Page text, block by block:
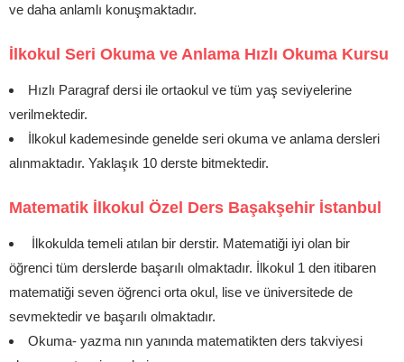
ve daha anlamlı konuşmaktadır.
İlkokul Seri Okuma ve Anlama Hızlı Okuma Kursu
Hızlı Paragraf dersi ile ortaokul ve tüm yaş seviyelerine
verilmektedir.
İlkokul kademesinde genelde seri okuma ve anlama dersleri
alınmaktadır. Yaklaşık 10 derste bitmektedir.
Matematik İlkokul Özel Ders Başakşehir İstanbul
İlkokulda temeli atılan bir derstir. Matematiği iyi olan bir
öğrenci tüm derslerde başarılı olmaktadır. İlkokul 1 den itibaren
matematiği seven öğrenci orta okul, lise ve üniversitede de
sevmektedir ve başarılı olmaktadır.
Okuma- yazma nın yanında matematikten ders takviyesi